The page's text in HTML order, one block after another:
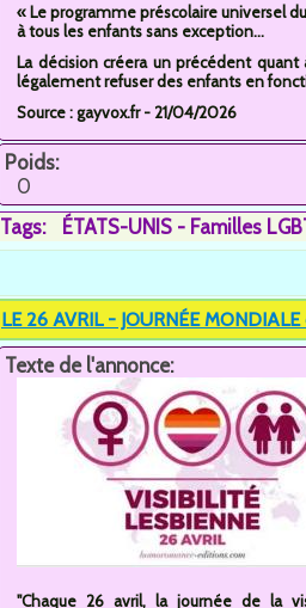
« Le programme préscolaire universel
à tous les enfants sans exception...
La décision créera un précédent
légalement refuser des enfants en
Source : gayvox.fr - 21/04/2026
Poids:
0
Tags:
ÉTATS-UNIS - Familles
LE 26 AVRIL - JOURNÉE
Texte de l'annonce:
"Chaque 26 avril, la journée de la